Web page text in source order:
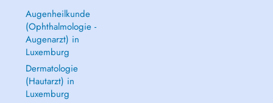
Augenheilkunde
(Ophthalmologie -
Augenarzt) in
Luxemburg
Dermatologie
(Hautarzt) in
Luxemburg